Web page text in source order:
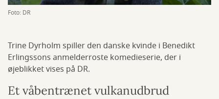
Foto: DR
Trine Dyrholm spiller den danske kvinde i Benedikt
Erlingssons anmelderroste komedieserie, der i
øjeblikket vises på DR.
Et våbentrænet vulkanudbrud